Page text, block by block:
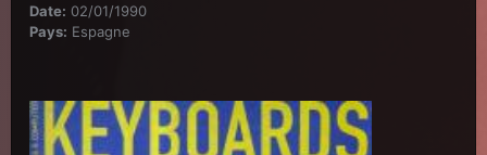
Date: 02/01/1990
Pays: Espagne